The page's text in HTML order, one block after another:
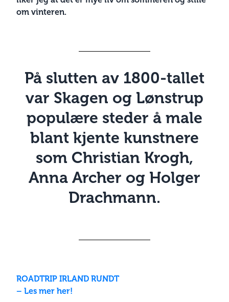
om vinteren.
På slutten av 1800-tallet
var Skagen og Lønstrup
populære steder å male
blant kjente kunstnere
som Christian Krogh,
Anna Archer og Holger
Drachmann.
ROADTRIP IRLAND RUNDT
– Les mer her!